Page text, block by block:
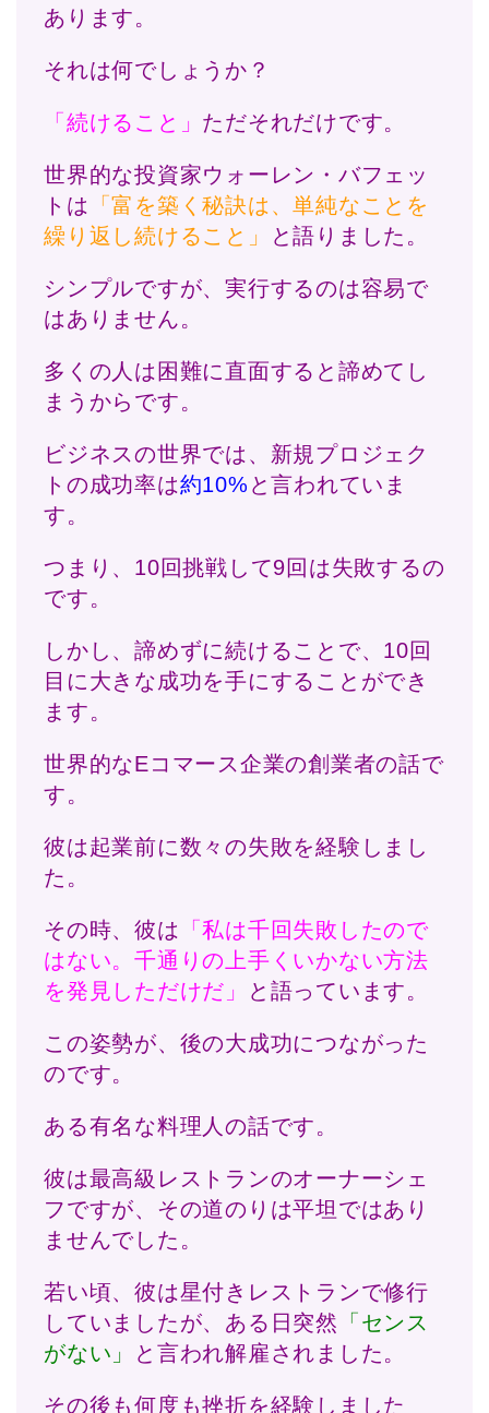
あります。
それは何でしょうか？
「続けること」 ただそれだけです。
世界的な投資家ウォーレン・バフェッ
トは
「富を築く秘訣は、単純なことを
繰り返し続けること」
と語りました。
シンプルですが、実行するのは容易で
はありません。
多くの人は困難に直面すると諦めてし
まうからです。
ビジネスの世界では、新規プロジェク
トの成功率は約10% と言われていま
す。
つまり、10回挑戦して9回は失敗するの
です。
しかし、諦めずに続けることで、10回
目に大きな成功を手にすることができ
ます。
世界的なEコマース企業の創業者の話で
す。
彼は起業前に数々の失敗を経験しまし
た。
その時、彼は
「私は千回失敗したので
はない。千通りの上手くいかない方法
を発見しただけだ」
と語っています。
この姿勢が、後の大成功につながった
のです。
ある有名な料理人の話です。
彼は最高級レストランのオーナーシェ
フですが、その道のりは平坦ではあり
ませんでした。
若い頃、彼は星付きレストランで修行
していましたが、ある日突然 「センス
がない」
と言われ解雇されました。
その後も何度も挫折を経験しました